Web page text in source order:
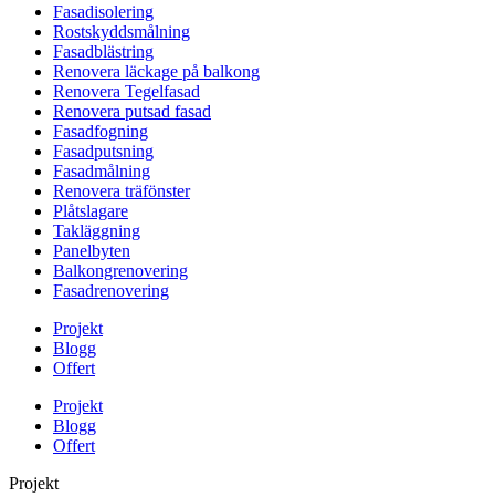
Fasadisolering
Rostskyddsmålning
Fasadblästring
Renovera läckage på balkong
Renovera Tegelfasad
Renovera putsad fasad
Fasadfogning
Fasadputsning
Fasadmålning
Renovera träfönster
Plåtslagare
Takläggning
Panelbyten
Balkongrenovering
Fasadrenovering
Projekt
Blogg
Offert
Projekt
Blogg
Offert
Projekt